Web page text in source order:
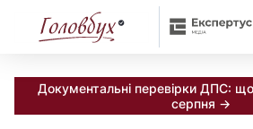
Документальні перевірки ДПС: що
серпня →